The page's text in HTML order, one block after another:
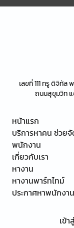
เลขที่ 111 ทรู ดิจิทั
ถนนสุขุมวิท แ
หน้าแรก
บริการหาคน ช่วย
พนักงาน
เกี่ยวกับเรา
หางาน
หางานพาร์ทไทม์
ประกาศหาพนักงา
เข้